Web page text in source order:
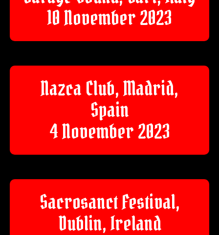
10 November 2023
Nazca Club, Madrid,
Spain
4 November 2023
Sacrosanct Festival,
Dublin, Ireland